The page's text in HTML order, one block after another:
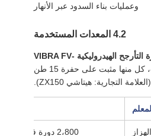
وعمليات بناء السدود عبر الأنهار
4.2 المعدات المستخدمة
أجهزة التأرجح الهيدروليكية VIBRA FV‐
استخدمت، كل منها مثبت على حفرة 15 طن
(العلامة التجارية: هيتاشي ZX150).
المعلم
2،800 دورة في الدقيقة (المرحلة 2 ️ تدفق مضخة مزدوج)